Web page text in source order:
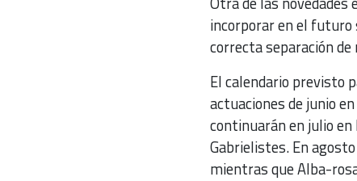
incorporar en el
correcta separación
El calendario previsto
actuaciones de junio
continuarán en julio
Gabrielistes. En
mientras que Alba-